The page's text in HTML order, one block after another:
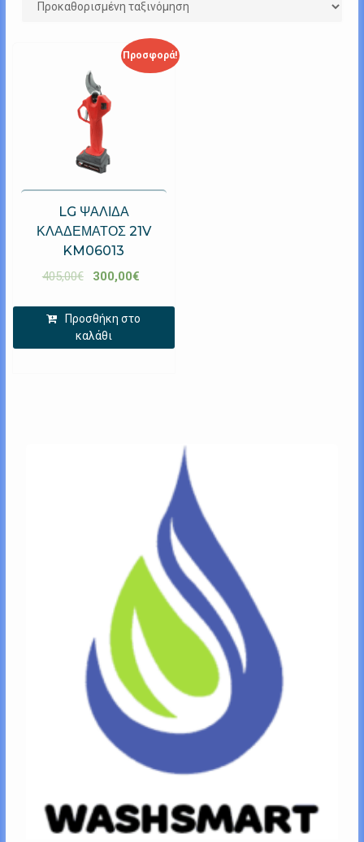
Προσφορά!
LG ΨΑΛΙΔΑ
ΚΛΑΔΕΜΑΤΟΣ 21V
KM06013
405,00€ 300,00€
Προσθήκη στο
καλάθι